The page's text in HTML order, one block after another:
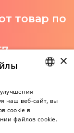
товар по
RUSSIAN
×
наш веб-сайт, вы
cookie в
файлов cookie.